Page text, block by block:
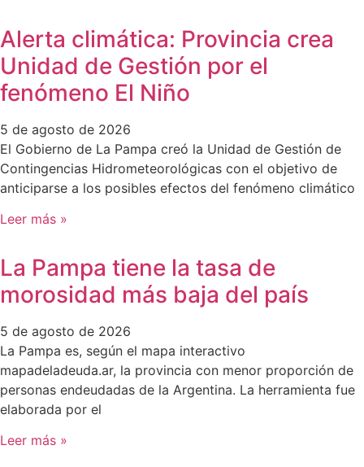
Alerta climática: Provincia crea
Unidad de Gestión por el
fenómeno El Niño
5 de agosto de 2026
El Gobierno de La Pampa creó la Unidad de Gestión de
Contingencias Hidrometeorológicas con el objetivo de
anticiparse a los posibles efectos del fenómeno climático
Leer más »
La Pampa tiene la tasa de
morosidad más baja del país
5 de agosto de 2026
La Pampa es, según el mapa interactivo
mapadeladeuda.ar, la provincia con menor proporción de
personas endeudadas de la Argentina. La herramienta fue
elaborada por el
Leer más »